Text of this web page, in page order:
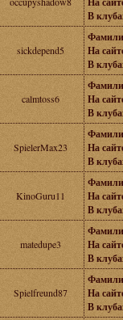
В
sickdepend5
На
В
calmtoss6
На
В
SpielerMax23
На
В
KinoGuru11
На
В
matedupe3
На
В
Spielfreund87
На
В